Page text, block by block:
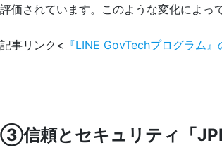
評価されています。このような変化によっ
記事リンク< 『LINE GovTechプログラム
③信頼とセキュリティ「